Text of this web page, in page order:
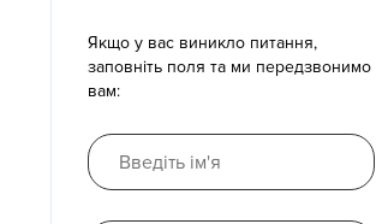
Якщо у вас виникло питання,
заповніть поля та ми передзвонимо
вам: